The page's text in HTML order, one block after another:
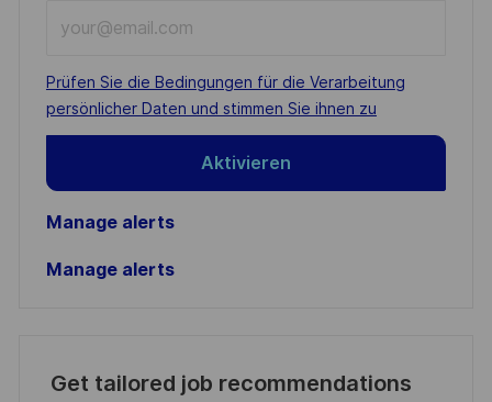
Email
address
(Required)
Required
Prüfen Sie die Bedingungen für die Verarbeitung
persönlicher Daten und stimmen Sie ihnen zu
Aktivieren
Manage alerts
Manage alerts
Get tailored job recommendations